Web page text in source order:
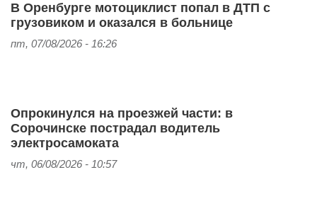
В Оренбурге мотоциклист попал в ДТП с
грузовиком и оказался в больнице
пт, 07/08/2026 - 16:26
Опрокинулся на проезжей части: в
Сорочинске пострадал водитель
электросамоката
чт, 06/08/2026 - 10:57